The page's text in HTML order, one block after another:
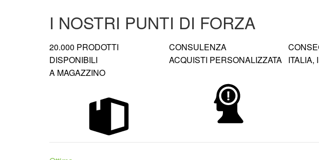
I NOSTRI PUNTI DI FORZA
20.000 PRODOTTI
DISPONIBILI
A MAGAZZINO
CONSULENZA
ACQUISTI PERSONALIZZATA ITALIA,